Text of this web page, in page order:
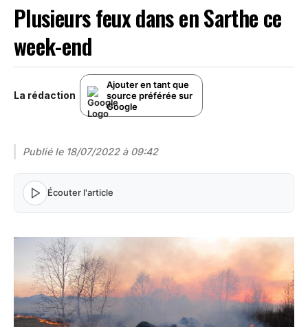
Plusieurs feux dans en Sarthe ce
week-end
La rédaction
Ajouter en tant que
source préférée sur
Google
Publié le 18/07/2022 à 09:42
Écouter l'article